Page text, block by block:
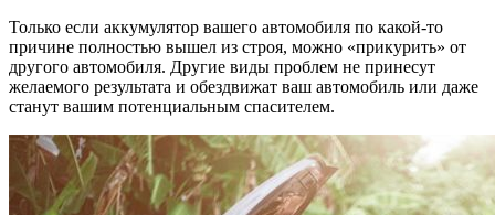
Только если аккумулятор вашего автомобиля по какой-то
причине полностью вышел из строя, можно «прикурить» от
другого автомобиля. Другие виды проблем не принесут
желаемого результата и обездвижат ваш автомобиль или даже
станут вашим потенциальным спасителем.